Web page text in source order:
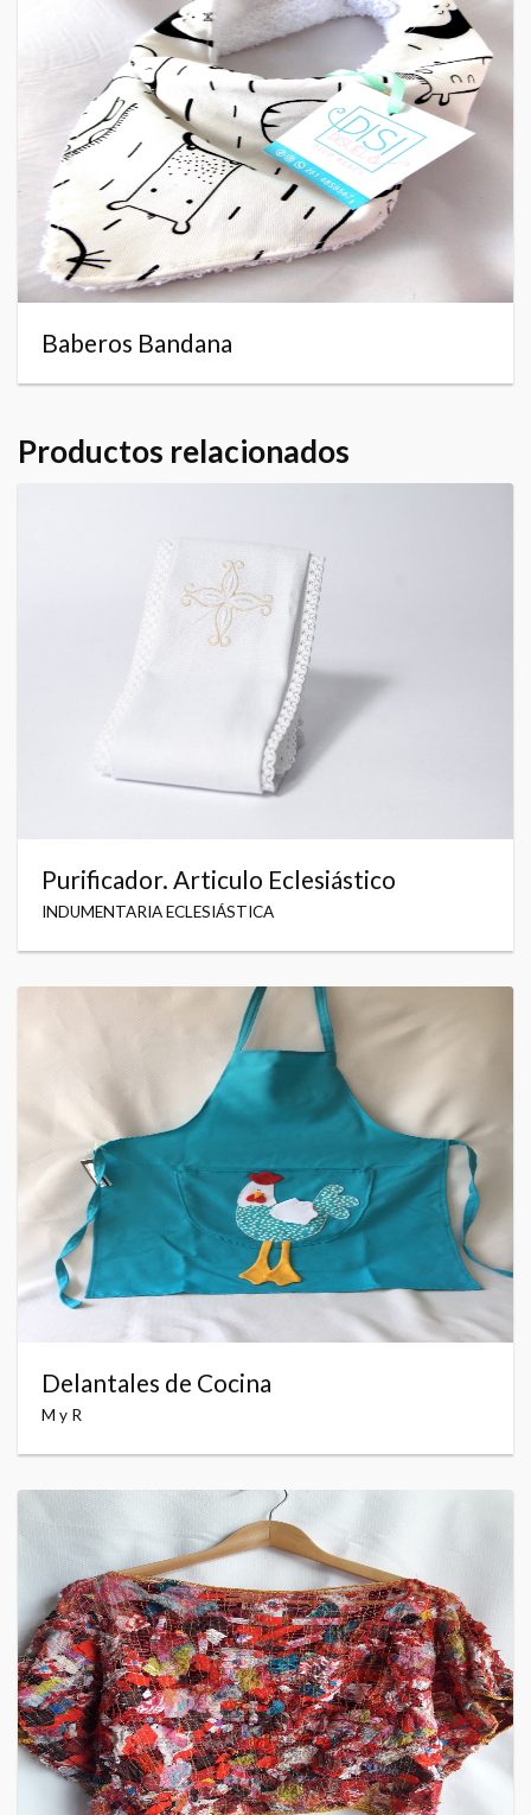
Baberos Bandana
Productos relacionados
Purificador. Articulo Eclesiástico
INDUMENTARIA ECLESIÁSTICA
Delantales de Cocina
M y R